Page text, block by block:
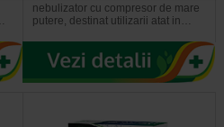
nebulizator cu compresor de mare
putere, destinat utilizarii atat in…